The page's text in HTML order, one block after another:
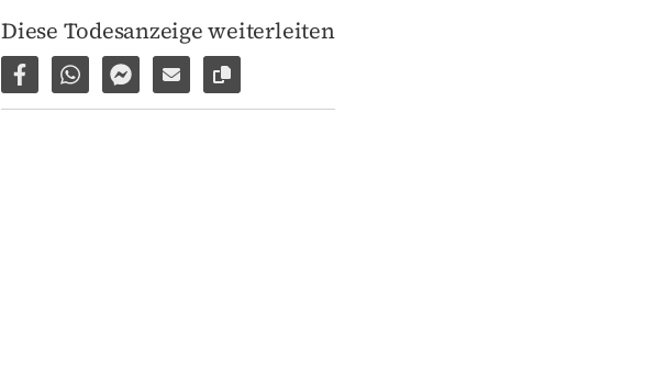
Diese Todesanzeige weiterleiten
Auf Facebook teilen
Per WhatsApp weiterleiten
Per Facebook Messenger weiterleiten
Per E-Mail versenden
Link zur Seite kopieren